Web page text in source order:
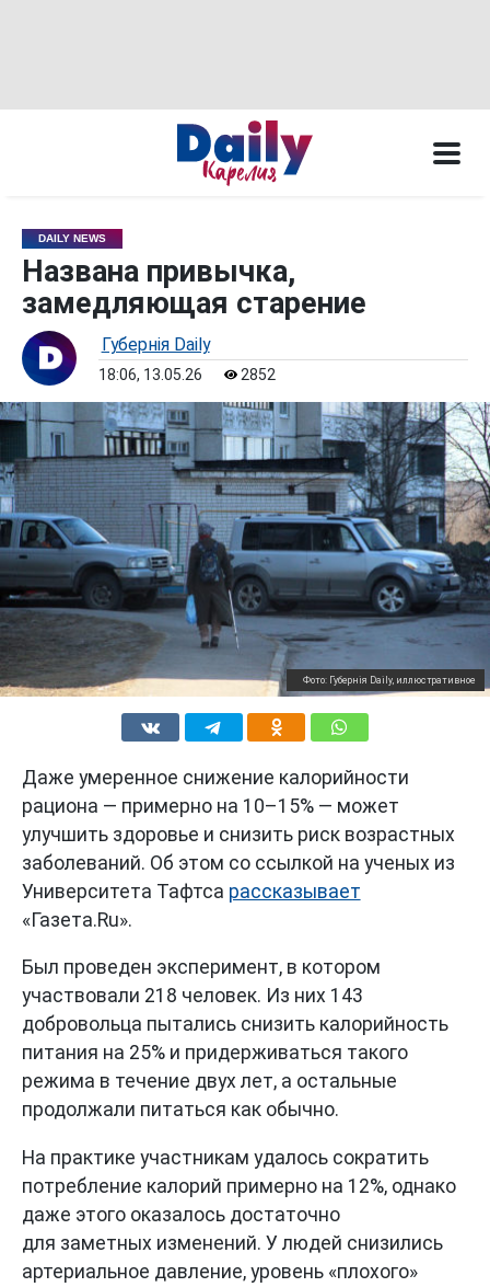
DAILY NEWS
Названа привычка,
замедляющая старение
Губернiя Daily
18:06, 13.05.26 2852
Фото: Губернiя Daily, иллюстративное
Даже умеренное снижение калорийности
рациона — примерно на 10–15% — может
улучшить здоровье и снизить риск возрастных
заболеваний. Об этом со ссылкой на ученых из
Университета Тафтса рассказывает
«Газета.Ru».
Был проведен эксперимент, в котором
участвовали 218 человек. Из них 143
добровольца пытались снизить калорийность
питания на 25% и придерживаться такого
режима в течение двух лет, а остальные
продолжали питаться как обычно.
На практике участникам удалось сократить
потребление калорий примерно на 12%, однако
даже этого оказалось достаточно
для заметных изменений. У людей снизились
артериальное давление, уровень «плохого»